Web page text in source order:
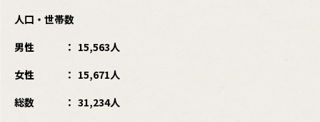
人口・世帯数
男性
15,563人
女性
15,671人
総数
31,234人